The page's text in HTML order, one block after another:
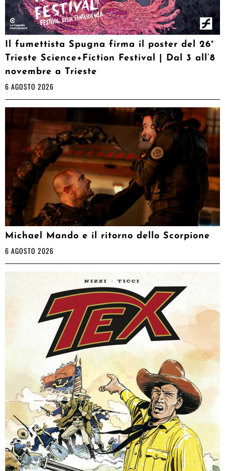
Il fumettista Spugna firma il poster del 26°
Trieste Science+Fiction Festival | Dal 3 all’8
novembre a Trieste
6 AGOSTO 2026
Michael Mando e il ritorno dello Scorpione
6 AGOSTO 2026